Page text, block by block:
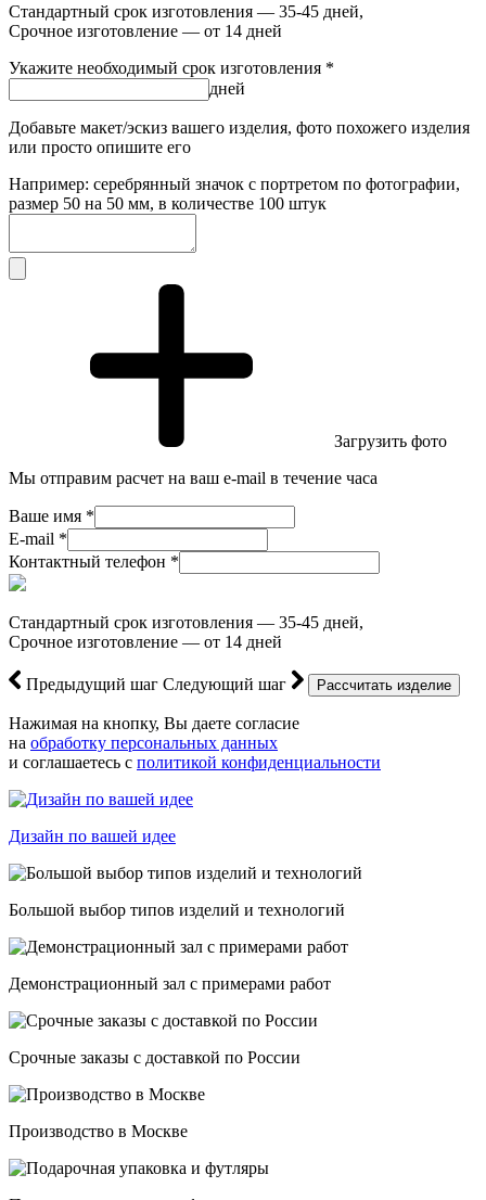
Стандартный срок изготовления — 35-45 дней,
Срочное изготовление — от 14 дней
Укажите необходимый срок изготовления *
дней
Добавьте макет/эскиз вашего изделия, фото похожего изделия
или просто опишите его
Например: серебрянный значок с портретом по фотографии,
размер 50 на 50 мм, в количестве 100 штук
Загрузить фото
Мы отправим расчет на ваш e-mail в течение часа
Ваше имя *
E-mail *
Контактный телефон *
Стандартный срок изготовления — 35-45 дней,
Срочное изготовление — от 14 дней
Предыдущий шаг Следующий шаг
Нажимая на кнопку, Вы даете согласие
на обработку персональных данных
и соглашаетесь с политикой конфиденциальности
Дизайн по вашей идее
Большой выбор типов изделий и технологий
Демонстрационный зал с примерами работ
Срочные заказы с доставкой по России
Производство в Москве